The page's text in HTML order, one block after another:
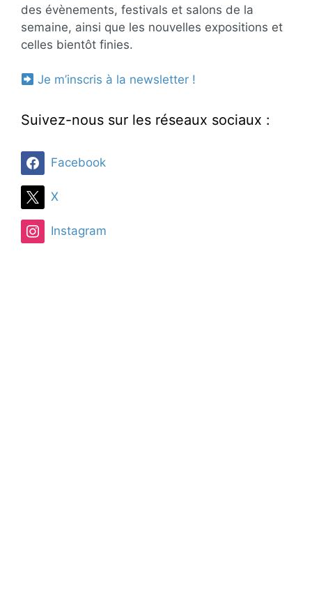
des évènements, festivals et salons de la
semaine, ainsi que les nouvelles expositions et
celles bientôt finies.
Je m’inscris à la newsletter !
Suivez-nous sur les réseaux sociaux :
Facebook
X
Instagram